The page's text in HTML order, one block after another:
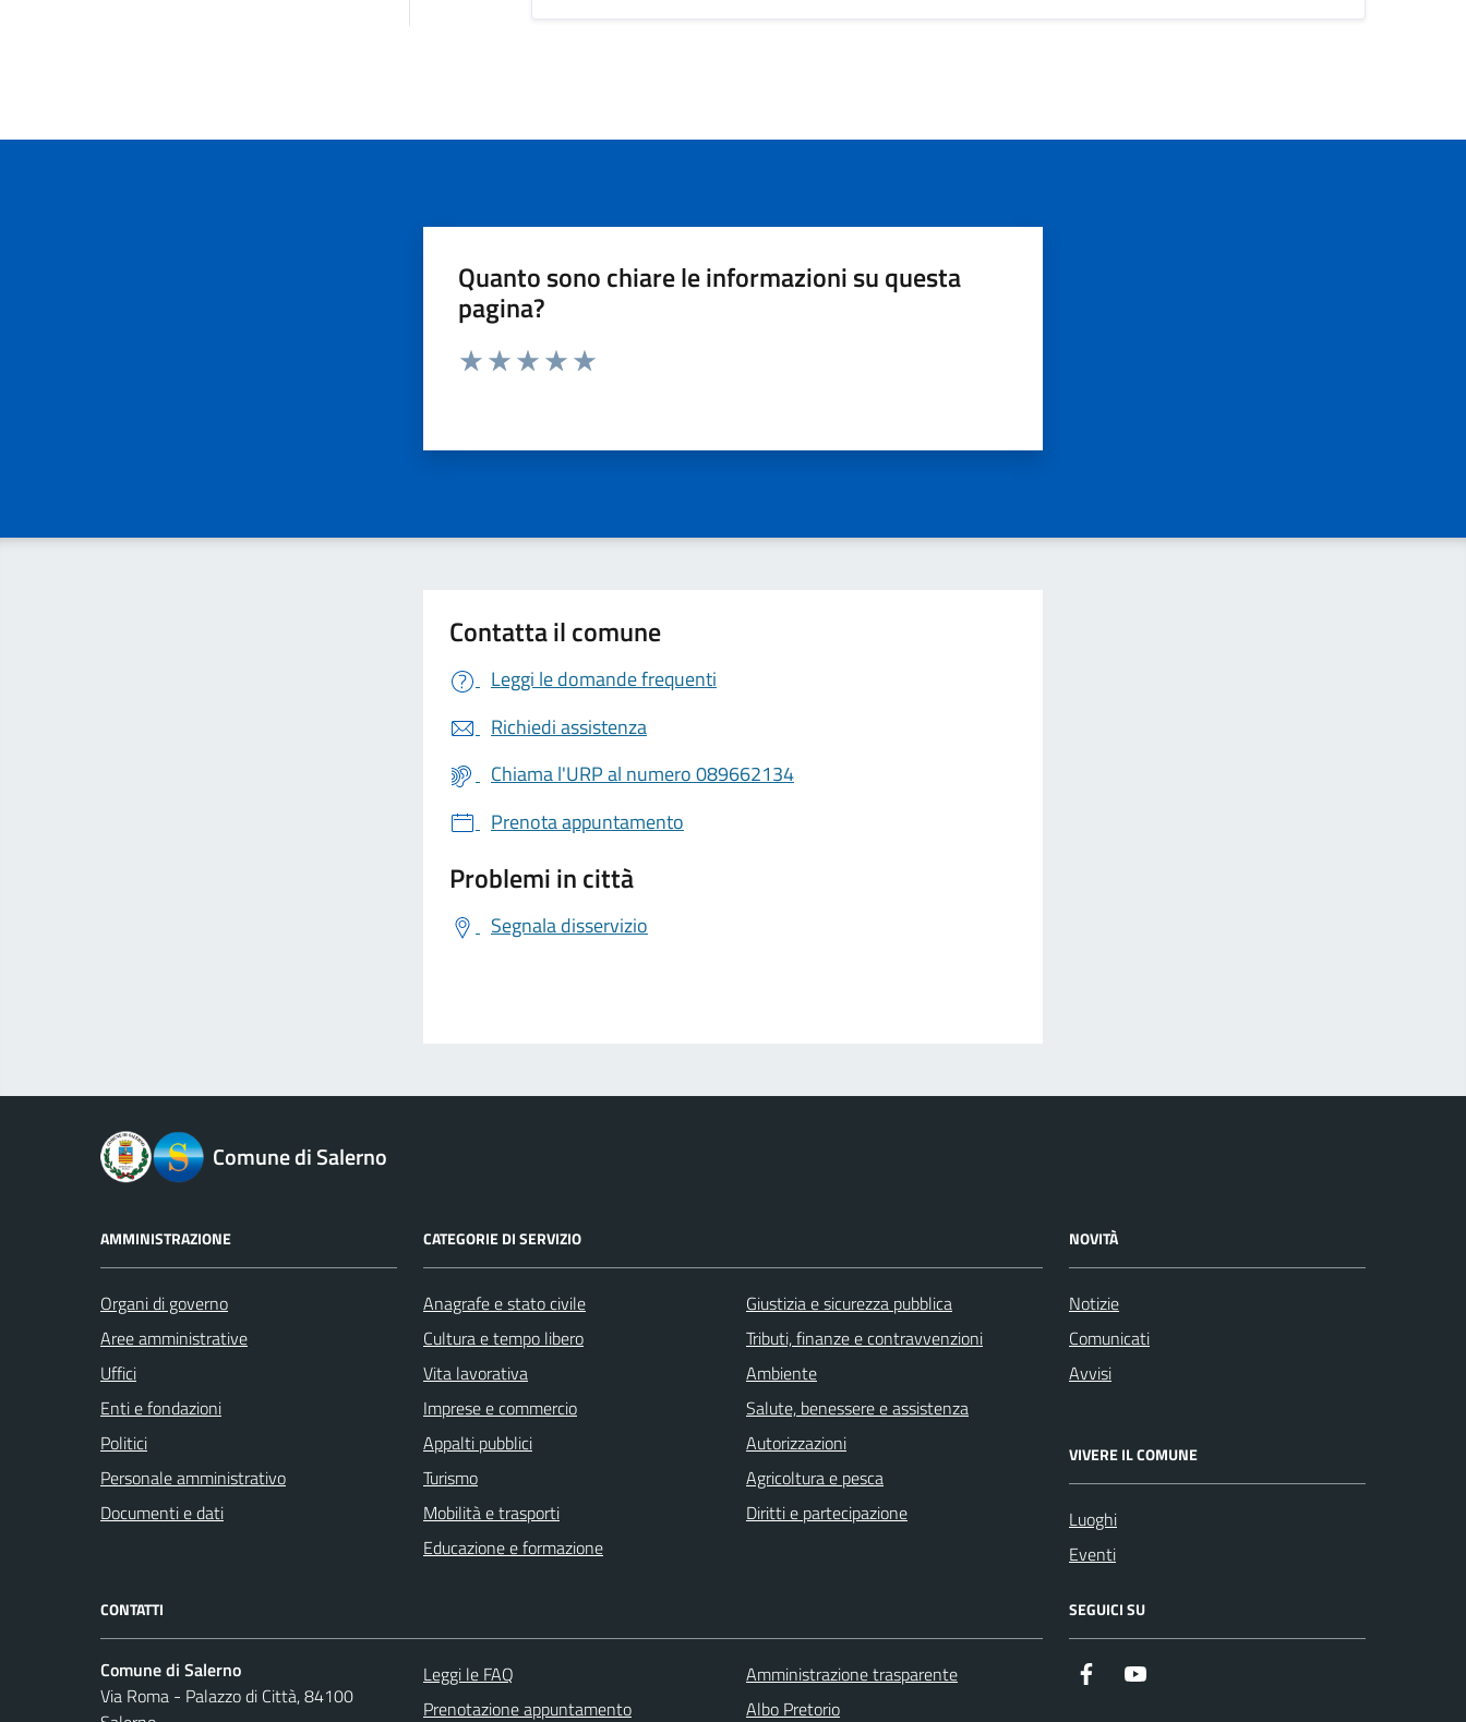
Quanto sono chiare le informazioni su questa
pagina?
Valuta da 1 a 5 stelle la pagina
Contatta il comune
Leggi le domande frequenti
Richiedi assistenza
Chiama l'URP al numero 089662134
Prenota appuntamento
Problemi in città
Segnala disservizio
logo Unione EuropeaComune di Salerno
AMMINISTRAZIONE
Organi di governo
Aree amministrative
Uffici
Enti e fondazioni
Politici
Personale amministrativo
Documenti e dati
CATEGORIE DI SERVIZIO
Anagrafe e stato civile
Cultura e tempo libero
Vita lavorativa
Imprese e commercio
Appalti pubblici
Turismo
Mobilità e trasporti
Educazione e formazione
Giustizia e sicurezza pubblica
Tributi, finanze e contravvenzioni
Ambiente
Salute, benessere e assistenza
Autorizzazioni
Agricoltura e pesca
Diritti e partecipazione
NOVITÀ
Notizie
Comunicati
Avvisi
VIVERE IL COMUNE
Luoghi
Eventi
CONTATTI
Comune di Salerno
Via Roma - Palazzo di Città, 84100
Leggi le FAQ
Prenotazione appuntamento
Amministrazione trasparente
Albo Pretorio
SEGUICI SU
https://it-it.facebook.com/ComuneSalerno